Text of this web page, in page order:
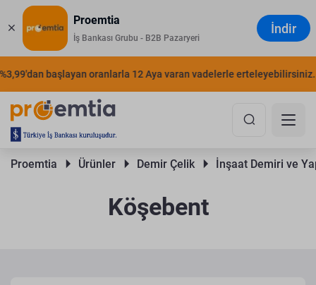
Proemtia
İş Bankası Grubu - B2B Pazaryeri
İndir
başlayan oranlarla 12 Aya varan vadelerle erteleyebilirsiniz.
Proemtia Ürünler Demir Çelik İnşaat Demiri ve
Köşebent